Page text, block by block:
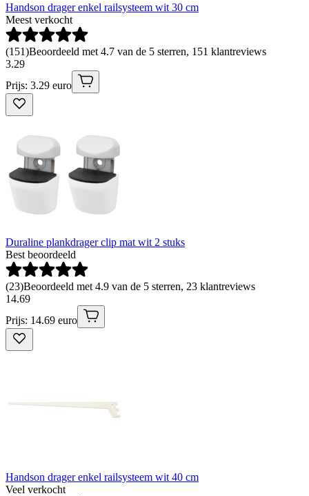
Handson drager enkel railsysteem wit 30 cm
Meest verkocht
(151)Beoordeeld met 4.7 van de 5 sterren, 151 klantreviews
3.29
Prijs: 3.29 euro
Duraline plankdrager clip mat wit 2 stuks
Best beoordeeld
(23)Beoordeeld met 4.9 van de 5 sterren, 23 klantreviews
14.69
Prijs: 14.69 euro
Handson drager enkel railsysteem wit 40 cm
Veel verkocht